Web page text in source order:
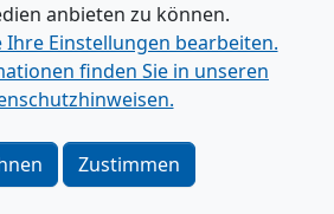
Wirtschaft.de
|Datenschutz|Barrierefreiheit
bevorzugte Quelle merken
anbieten zu können.
Ihre Einstellungen bearbeiten.
finden Sie in unseren
Zustimmen